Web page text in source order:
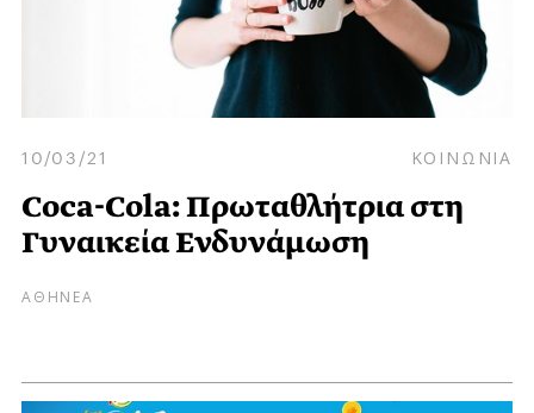
10/03/21 ΚΟΙΝΩΝΙΑ
Coca-Cola: Πρωταθλήτρια στη
Γυναικεία Ενδυνάμωση
ΑΘΗΝΕΑ